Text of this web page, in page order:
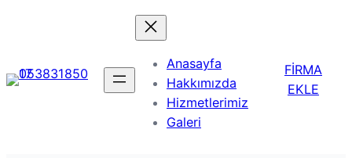
Anasayfa
Hakkımızda
Hizmetlerimiz
Galeri
FİRMA
EKLE